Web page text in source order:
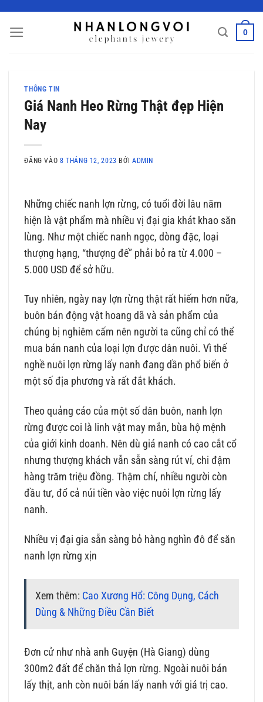
nội
0
THÔNG TIN
Giá Nanh Heo Rừng Thật đẹp Hiện
Nay
ĐĂNG VÀO 8 THÁNG 12, 2023 BỞI ADMIN
Những chiếc nanh lợn rừng, có tuổi đời lâu năm
hiện là vật phẩm mà nhiều vị đại gia khát khao săn
lùng. Như một chiếc nanh ngọc, dòng đặc, loại
thượng hạng, “thượng đế” phải bỏ ra từ 4.000 –
5.000 USD để sở hữu.
Tuy nhiên, ngày nay lợn rừng thật rất hiếm hơn nữa,
buôn bán động vật hoang dã và sản phẩm của
chúng bị nghiêm cấm nên người ta cũng chỉ có thể
mua bán nanh của loại lợn được dân nuôi. Vì thế
nghề nuôi lợn rừng lấy nanh đang dần phổ biến ở
một số địa phương và rất đắt khách.
Theo quảng cáo của một số dân buôn, nanh lợn
rừng được coi là linh vật may mắn, bùa hộ mệnh
của giới kinh doanh. Nên dù giá nanh có cao cắt cổ
nhưng thượng khách vẫn sẵn sàng rút ví, chi đậm
hàng trăm triệu đồng. Thậm chí, nhiều người còn
đầu tư, đổ cả núi tiền vào việc nuôi lợn rừng lấy
nanh.
Nhiều vị đại gia sẵn sàng bỏ hàng nghìn đô để săn
nanh lợn rừng xịn
Xem thêm: Cao Xương Hổ: Công Dụng, Cách
Dùng & Những Điều Cần Biết
Đơn cử như nhà anh Guyện (Hà Giang) dùng
300m2 đất để chăn thả lợn rừng. Ngoài nuôi bán
lấy thịt, anh còn nuôi bán lấy nanh với giá trị cao.